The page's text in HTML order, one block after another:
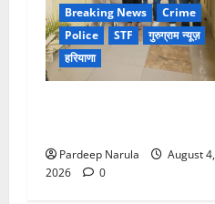
Breaking News
Crime
Police
STF
गुरुग्राम न्यूज़
हरियाणा
Pardeep Narula
August 4,
2026
0